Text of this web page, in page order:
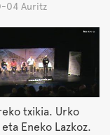
04 Auritz
txikia. Urko
Eneko Lazkoz.